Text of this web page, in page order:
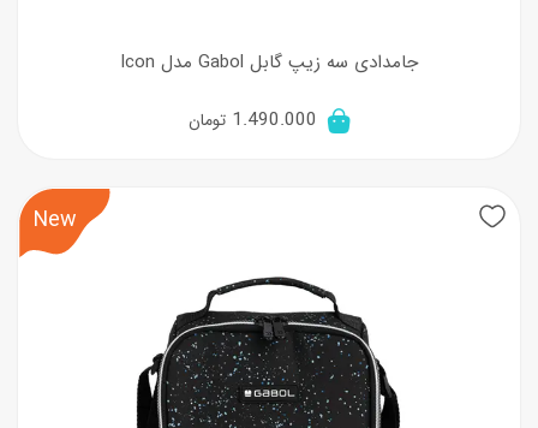
جامدادی سه زیپ گابل Gabol مدل Icon
1.490.000 تومان
New